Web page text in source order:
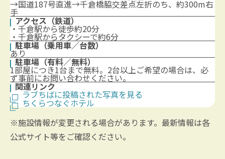
→国道187号直進→千倉橋脇交差点左折のち、約300m右
手
アクセス（鉄道）
・千倉駅から徒歩約20分
・千倉駅からタクシーで約6分
駐車場（乗用車／台数）
あり
駐車場（有料／無料）
1部屋につき1台まで無料。2台以上ご希望の場合は、必
ず事前にお問い合わせください。
関連リンク
ラブちばに投稿された写真を見る
ちくらつなぐホテル
※施設情報が変更される場合があります。最新情報は各
公式サイト等をご確認ください。